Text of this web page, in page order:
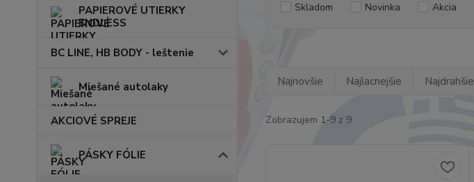
PAPIEROVÉ UTIERKY
ENDLESS
BC LINE, HB BODY - leštenie
Miešané autolaky
AKCIOVÉ SPREJE
PÁSKY FÓLIE
Skladom Novinka Akcia
Najnovšie Najlacnejšie Najdrahšie
Zobrazujem 1-9 z 9